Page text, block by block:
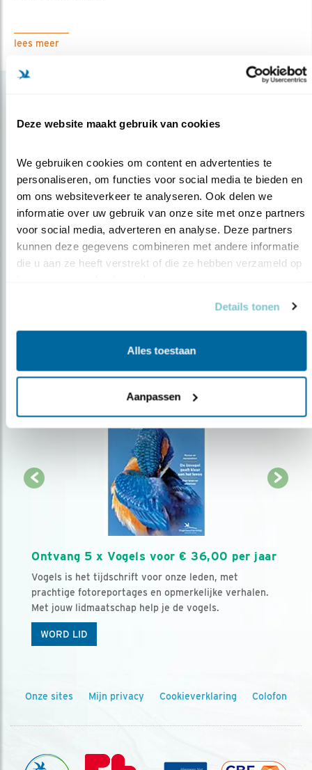
Deze website maakt gebruik van cookies
We gebruiken cookies om content en advertenties te
personaliseren, om functies voor social media te bieden en
om ons websiteverkeer te analyseren. Ook delen we
informatie over uw gebruik van onze site met onze partners
voor social media, adverteren en analyse. Deze partners
kunnen deze gegevens combineren met andere informatie
die u aan ze heeft verstrekt of die ze hebben verzameld op
Details tonen
Alles toestaan
Aanpassen
lees meer
Op de hoogte blijven?
Meld je aan en ontvang nieuws, inspiratie, acties en tips
over vogels en activiteiten van Vogelbescherming.
Ontvang 5 x Vogels voor € 36,00 per jaar
Vogels is het tijdschrift voor onze leden, met
prachtige fotoreportages en opmerkelijke verhalen.
Met jouw lidmaatschap help je de vogels.
WORD LID
Onze sites Mijn privacy Cookieverklaring Colofon